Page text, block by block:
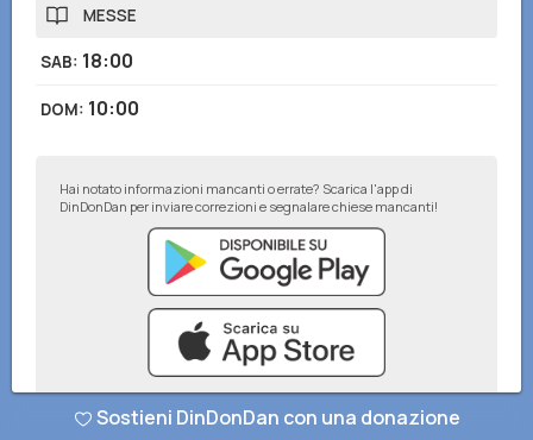
MESSE
SAB: 18:00
DOM: 10:00
Hai notato informazioni mancanti o errate? Scarica l'app di
DinDonDan per inviare correzioni e segnalare chiese mancanti!
Sostieni DinDonDan con una donazione